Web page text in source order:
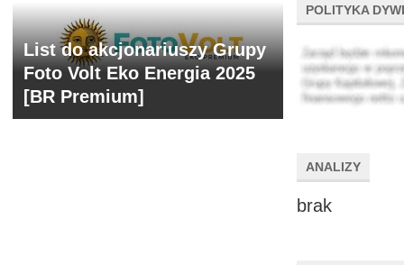
POLITYKA
ANALIZY
brak
List do akcjonariuszy Grupy
Foto Volt Eko Energia 2025
[BR Premium]